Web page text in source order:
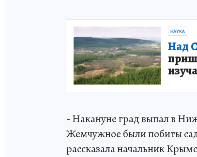
НАУКА
Над
- Накануне град выпал в
Жемчужное были побиты
рассказала начальник